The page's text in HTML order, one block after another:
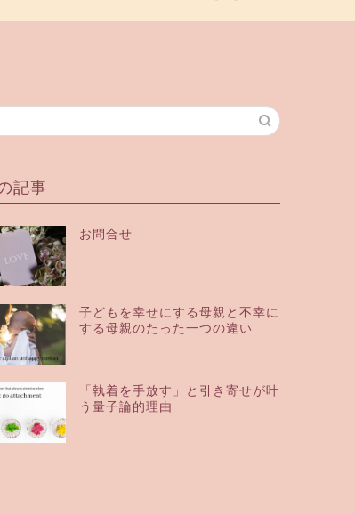
記事
お問合せ
子どもを幸せにする母親と不幸に
する母親のたった一つの違い
「執着を手放す」と引き寄せが叶
う量子論的理由